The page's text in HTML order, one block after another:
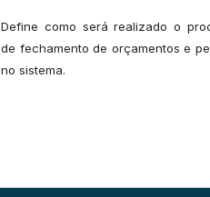
Define como será realizado o
de fechamento de orçamentos e
no sistema.